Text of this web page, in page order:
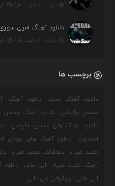
بازدید : ۰ بازدید بار /
دانلود آهنگ امین
بازدید : ۰ بازدید بار /
برچسب ها
دانلود آهنگ جدید دانلود آهنگ
محسن چاوشی
دانلود آهنگ محسن
دانلود آهنگ های محسن چاوشی
احمدوند
دانلود آهنگ های مهدی
حمید هیراد
بیوگرافی حمید هیراد
آهنگ حمید هیراد
ابی عالی
ابی عالی
بیوگرافی ابی عالی